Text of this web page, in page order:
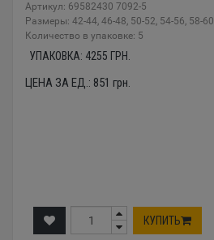
Артикул: 69582430 7092-5
Размеры: 42-44, 46-48, 50-52, 54-56, 58-60
Количество в упаковке: 5
УПАКОВКА: 4255 ГРН.
ЦЕНА ЗА ЕД.: 851 грн.
КУПИТЬ